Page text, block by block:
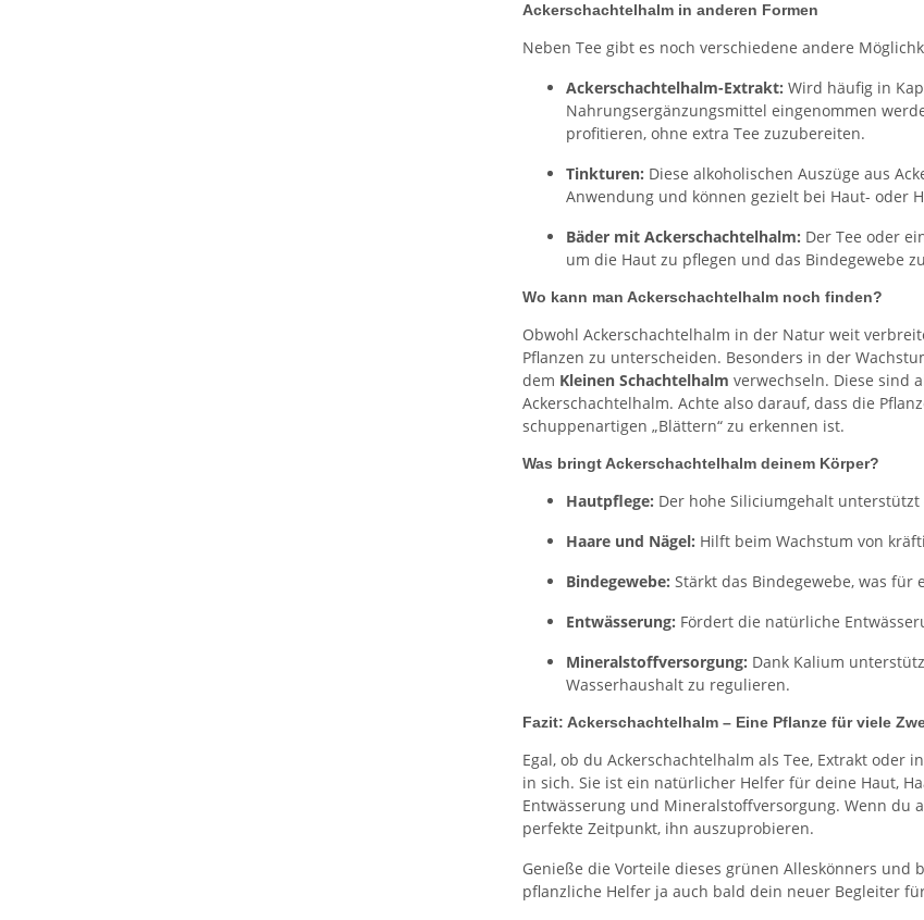
Ackerschachtelhalm in anderen Formen
Neben Tee gibt es noch verschiedene andere
Ackerschachtelhalm-Extrakt: Wird häufig in
Nahrungsergänzungsmittel eingenommen
profitieren, ohne extra Tee zuzubereiten.
Tinkturen: Diese alkoholischen Auszüge aus
Anwendung und können gezielt bei Haut- oder
Bäder mit Ackerschachtelhalm: Der Tee oder
um die Haut zu pflegen und das Bindegewebe
Wo kann man Ackerschachtelhalm noch finden?
Obwohl Ackerschachtelhalm in der Natur weit
Pflanzen zu unterscheiden. Besonders in der
dem Kleinen Schachtelhalm verwechseln. Diese sind
Ackerschachtelhalm. Achte also darauf, dass die
schuppenartigen „Blättern“ zu erkennen ist.
Was bringt Ackerschachtelhalm deinem Körper?
Hautpflege: Der hohe Siliciumgehalt
Haare und Nägel: Hilft beim Wachstum von
Bindegewebe: Stärkt das Bindegewebe, was für
Entwässerung: Fördert die natürliche
Mineralstoffversorgung: Dank Kalium
Wasserhaushalt zu regulieren.
Fazit: Ackerschachtelhalm – Eine Pflanze für viele
Egal, ob du Ackerschachtelhalm als Tee, Extrakt
in sich. Sie ist ein natürlicher Helfer für deine Haut,
Entwässerung und Mineralstoffversorgung. Wenn du
perfekte Zeitpunkt, ihn auszuprobieren.
Genieße die Vorteile dieses grünen Alleskönners
pflanzliche Helfer ja auch bald dein neuer Begleiter